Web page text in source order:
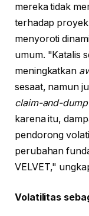
mereka tidak
terhadap
menyoroti
umum. "Katalis
meningkatkan
sesaat, namun
claim-and-dump
karena itu,
pendorong
perubahan
VELVET,"
Volatilitas